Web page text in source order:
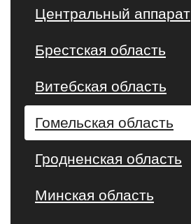
Центральный аппарат
Брестская область
Витебская область
Гомельская область
Гродненская область
Минская область